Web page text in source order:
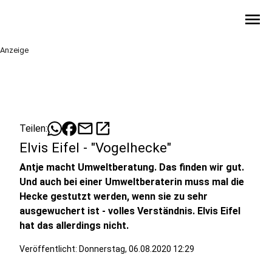
menu
Anzeige
Teilen: mailopen_in_new
Elvis Eifel - "Vogelhecke"
Antje macht Umweltberatung. Das finden wir gut.
Und auch bei einer Umweltberaterin muss mal die
Hecke gestutzt werden, wenn sie zu sehr
ausgewuchert ist - volles Verständnis. Elvis Eifel
hat das allerdings nicht.
Veröffentlicht: Donnerstag, 06.08.2020 12:29